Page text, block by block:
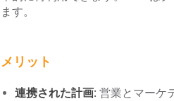
ます。
メリット
連携された計画: 営業とマーケ